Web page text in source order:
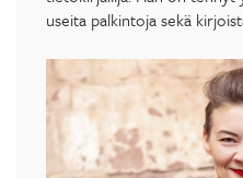
useita palkintoja sekä